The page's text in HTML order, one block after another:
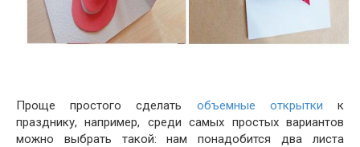
Проще простого сделать объемные открытки к
празднику, например, среди самых простых вариантов
можно выбрать такой: нам понадобится два листа